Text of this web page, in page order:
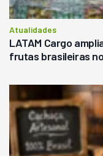
Atualidades
LATAM Cargo
frutas brasileiras